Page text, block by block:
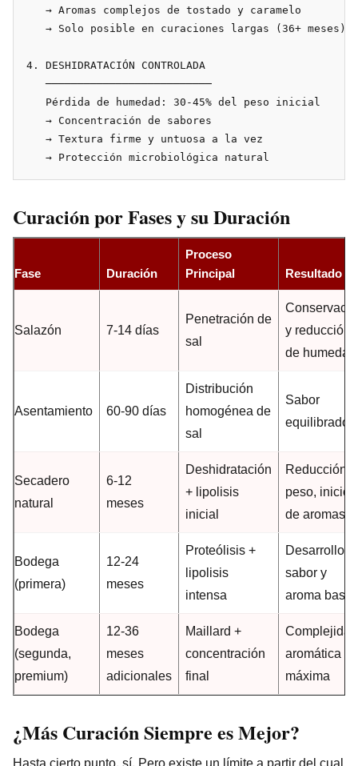
   → Aromas complejos de tostado y caramelo
   → Solo posible en curaciones largas (36+ meses)
4. DESHIDRATACIÓN CONTROLADA
   ──────────────────────────
   Pérdida de humedad: 30-45% del peso inicial
   → Concentración de sabores
   → Textura firme y untuosa a la vez
Curación por Fases y su Duración
Fase Duración
Proceso
Principal
Resultado
Salazón 7-14 días
Penetración de
sal
y reducción
de humedad
Asentamiento 60-90 días
Distribución
homogénea de
sal
Sabor
equilibrado
Secadero
natural
6-12
meses
Deshidratación
+ lipolisis
inicial
Reducción
peso, inicio
de aromas
Bodega
(primera)
12-24
meses
Proteólisis +
lipolisis
intensa
Desarrollo
sabor y
aroma base
Bodega
(segunda,
premium)
12-36
meses
adicionales
Maillard +
concentración
final
Complejidad
aromática
máxima
¿Más Curación Siempre es Mejor?
Hasta cierto punto, sí. Pero existe un límite a partir del cual